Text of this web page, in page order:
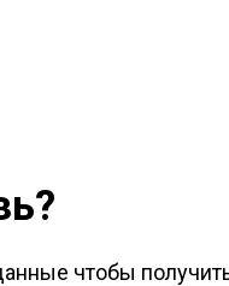
чтобы